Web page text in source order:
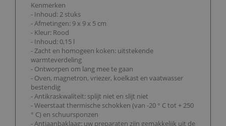
Kenmerken
- Inhoud: 2 stuks
- Afmetingen: 9 x 9 x 5 cm
- Kleur: Rood
- Inhoud: 0,15 l
- Zacht en homogeen koken: uitstekende
warmteverdeling
- Ontworpen om lang mee te gaan
- Oven, magnetron, vriezer, koelkast en vaatwasser
bestendig
- Antikraskwaliteit: splijt niet en slijt niet
- Weerstaat thermische schokken (van -20 ° C tot + 250
° C) en schuursponzen
- Antiaanbaklaag: uw preparaten zijn gemakkelijk uit de